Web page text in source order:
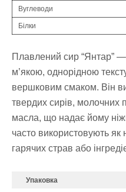
Вуглеводи
Білки
Плавлений сир “Янтар”
м’якою, однорідною
вершковим смаком. Він
твердих сирів, молочних
масла, що надає йому
часто використовують як
гарячих страв або
Упаковка